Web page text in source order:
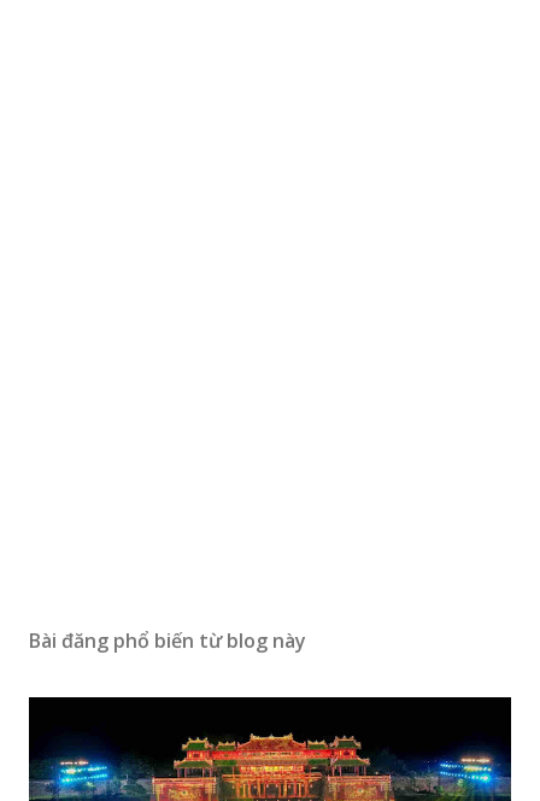
Bài đăng phổ biến từ blog này